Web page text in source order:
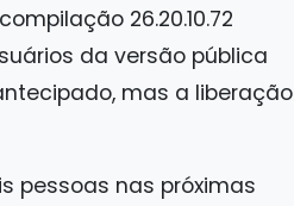
26.20.10.72
da versão pública
mas a liberação
pessoas nas próximas